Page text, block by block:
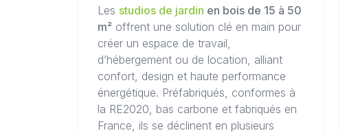
Les studios de jardin en bois de 15 à 50
m² offrent une solution clé en main pour
créer un espace de travail,
d’hébergement ou de location, alliant
confort, design et haute performance
énergétique. Préfabriqués, conformes à
la RE2020, bas carbone et fabriqués en
France, ils se déclinent en plusieurs